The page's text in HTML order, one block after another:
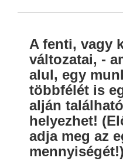
A fenti, vagy
változatai, -
alul, egy
többfélét is
alján
helyezhet!
adja meg az